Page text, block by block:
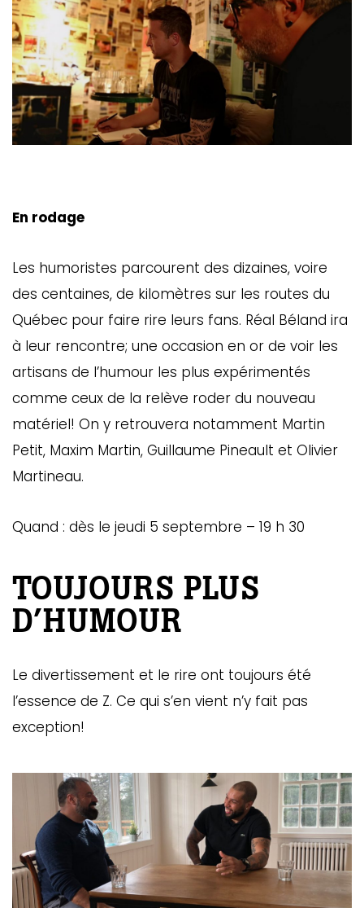
En rodage
Les humoristes parcourent des dizaines, voire
des centaines, de kilomètres sur les routes du
Québec pour faire rire leurs fans. Réal Béland ira
à leur rencontre; une occasion en or de voir les
artisans de l’humour les plus expérimentés
comme ceux de la relève roder du nouveau
matériel! On y retrouvera notamment Martin
Petit, Maxim Martin, Guillaume Pineault et Olivier
Martineau.
Quand : dès le jeudi 5 septembre – 19 h 30
TOUJOURS PLUS
D’HUMOUR
Le divertissement et le rire ont toujours été
l’essence de Z. Ce qui s’en vient n’y fait pas
exception!